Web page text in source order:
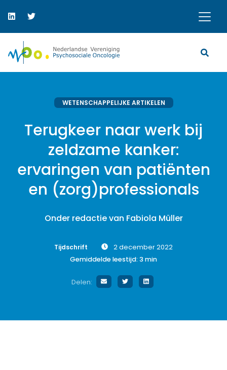
WETENSCHAPPELIJKE ARTIKELEN
Terugkeer naar werk bij
zeldzame kanker:
ervaringen van patiënten
en (zorg)professionals
Onder redactie van Fabiola Müller
Tijdschrift
2 december 2022
Gemiddelde leestijd: 3min
Delen: